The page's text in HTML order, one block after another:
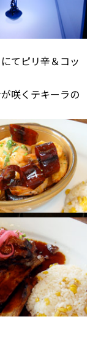
てピリ辛＆コッ
咲くテキーラの